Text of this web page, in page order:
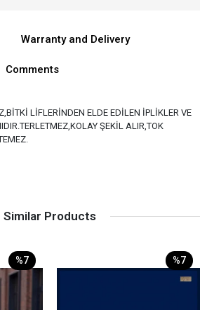
Warranty and Delivery
Comments
LİFLERİNDEN ELDE EDİLEN İPLİKLER VE
ŞEKİL ALIR,TOK
Similar Products
%7 %7